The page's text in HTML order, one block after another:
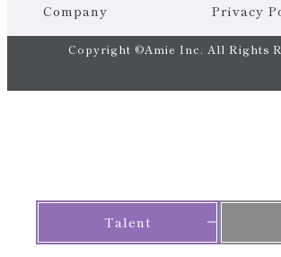
Talent
Company
Privacy
Copyright ©Amie Inc. All Rights